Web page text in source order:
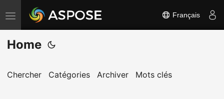
B
a
s
u
Français
Home
Chercher Catégories Archiver Mots clés